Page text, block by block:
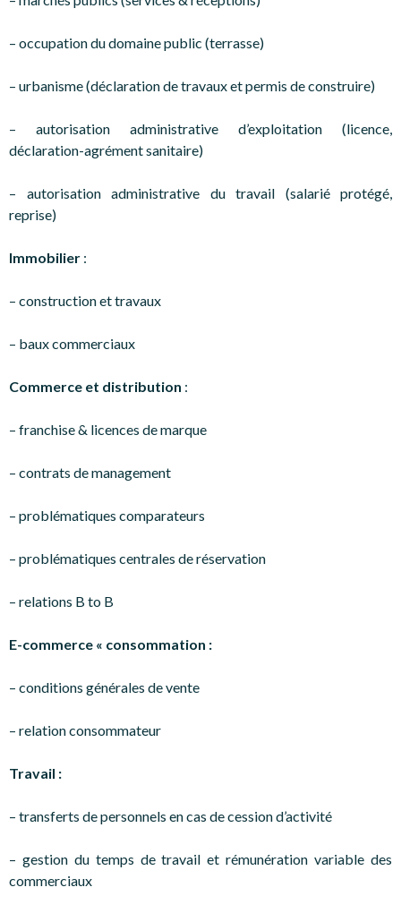
– occupation du domaine public (terrasse)
– urbanisme (déclaration de travaux et permis de construire)
– autorisation administrative d’exploitation (licence,
déclaration-agrément sanitaire)
– autorisation administrative du travail (salarié protégé,
reprise)
Immobilier :
– construction et travaux
– baux commerciaux
Commerce et distribution :
– franchise & licences de marque
– contrats de management
– problématiques comparateurs
– problématiques centrales de réservation
– relations B to B
E-commerce « consommation :
– conditions générales de vente
– relation consommateur
Travail :
– transferts de personnels en cas de cession d’activité
– gestion du temps de travail et rémunération variable des
commerciaux